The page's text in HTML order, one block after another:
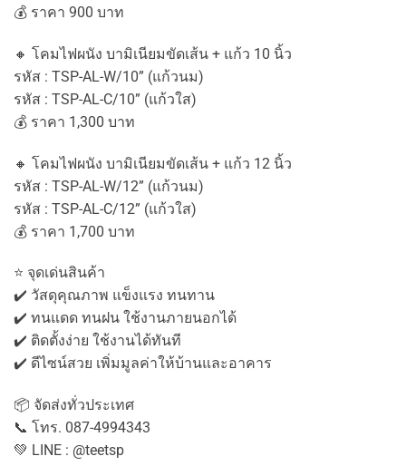
💰 ราคา 900 บาท
🔸 โคมไฟผนัง บามิเนียมขัดเส้น + แก้ว 10 นิ้ว
รหัส : TSP-AL-W/10” (แก้วนม)
รหัส : TSP-AL-C/10” (แก้วใส)
💰 ราคา 1,300 บาท
🔸 โคมไฟผนัง บามิเนียมขัดเส้น + แก้ว 12 นิ้ว
รหัส : TSP-AL-W/12” (แก้วนม)
รหัส : TSP-AL-C/12” (แก้วใส)
💰 ราคา 1,700 บาท
⭐ จุดเด่นสินค้า
✔️ วัสดุคุณภาพ แข็งแรง ทนทาน
✔️ ทนแดด ทนฝน ใช้งานภายนอกได้
✔️ ติดตั้งง่าย ใช้งานได้ทันที
✔️ ดีไซน์สวย เพิ่มมูลค่าให้บ้านและอาคาร
📦 จัดส่งทั่วประเทศ
📞 โทร. 087-4994343
💚 LINE : @teetsp